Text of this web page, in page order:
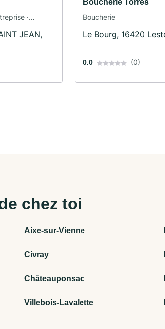
·
JEAN,
Boucherie Torres
Boucherie
Le Bourg, 16420
0.0 (0)
chez toi
Aixe-sur-Vienne
Civray
Châteauponsac
Villebois-Lavalette